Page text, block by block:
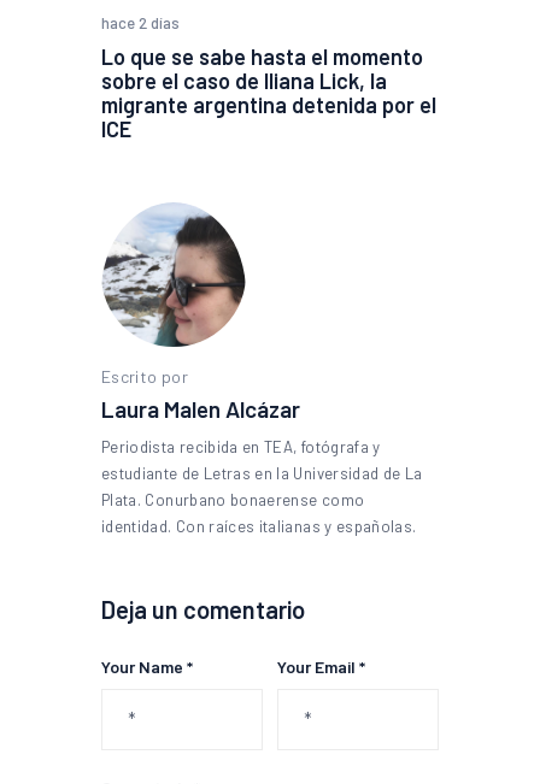
hace 2 días
Lo que se sabe hasta el momento
sobre el caso de Iliana Lick, la
migrante argentina detenida por el
ICE
Escrito por
Laura Malen Alcázar
Periodista recibida en TEA, fotógrafa y
estudiante de Letras en la Universidad de La
Plata. Conurbano bonaerense como
identidad. Con raíces italianas y españolas.
Deja un comentario
Your Name * Your Email *